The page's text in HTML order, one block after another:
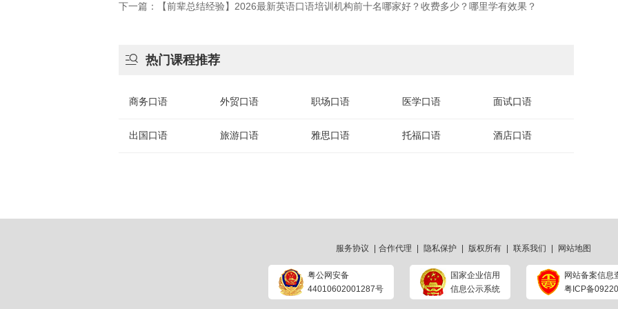
下一篇：【前辈总结经验】2026最新英语口语培训机构前十名哪家好？收费多少？哪里学有效果？
 热门课程推荐
商务口语 外贸口语 职场口语 医学口语 面试口语
出国口语 旅游口语 雅思口语 托福口语 酒店口语
服务协议 合作代理 隐私保护 版权所有 联系我们 网站地图
粤公网安备
44010602001287号
国家企业信用
信息公示系统
网站备案信息
粤ICP备